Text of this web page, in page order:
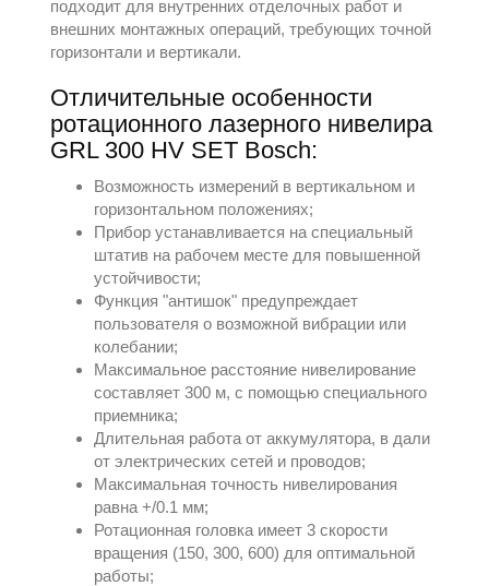
подходит для внутренних отделочных работ и
внешних монтажных операций, требующих точной
горизонтали и вертикали.
Отличительные особенности
ротационного лазерного нивелира
GRL 300 HV SET Bosch:
Возможность измерений в вертикальном и
горизонтальном положениях;
Прибор устанавливается на специальный
штатив на рабочем месте для повышенной
устойчивости;
Функция "антишок" предупреждает
пользователя о возможной вибрации или
колебании;
Максимальное расстояние нивелирование
составляет 300 м, с помощью специального
приемника;
Длительная работа от аккумулятора, в дали
от электрических сетей и проводов;
Максимальная точность нивелирования
равна +/0.1 мм;
Ротационная головка имеет 3 скорости
вращения (150, 300, 600) для оптимальной
работы;